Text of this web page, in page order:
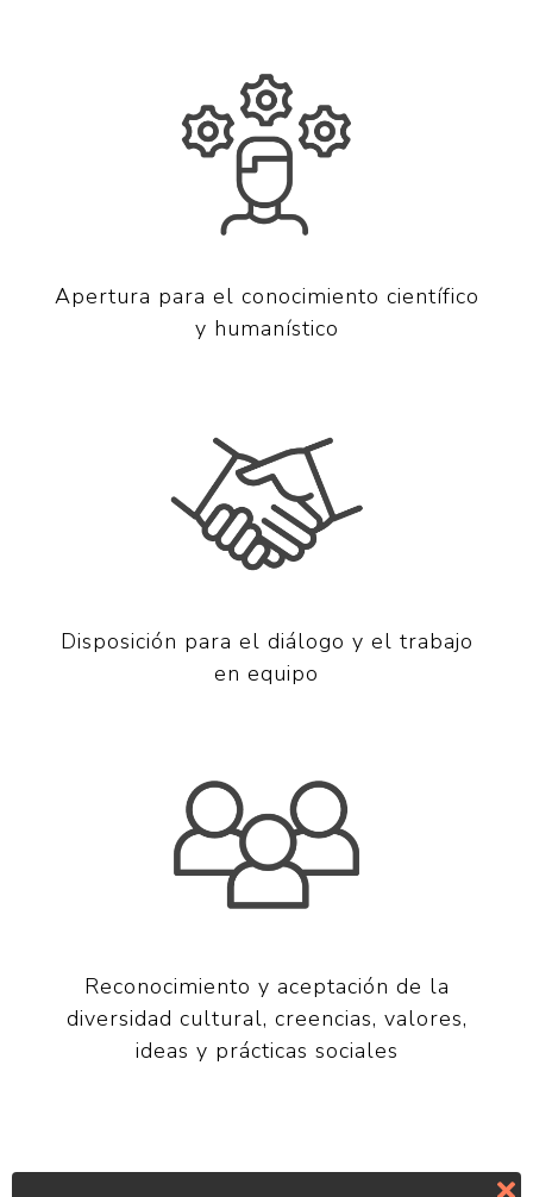
Apertura para el conocimiento científico
y humanístico
Disposición para el diálogo y el trabajo
en equipo
Reconocimiento y aceptación de la
diversidad cultural, creencias, valores,
ideas y prácticas sociales